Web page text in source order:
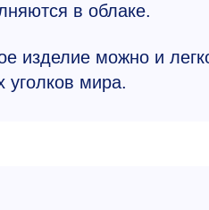
в облаке.
изделие можно и
уголков мира.